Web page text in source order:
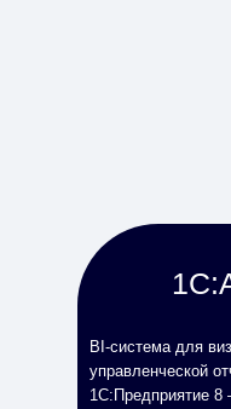
BI-система для
управленческой
1С:Предприятие